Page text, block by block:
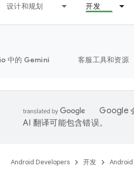
设计和规划 开发
中的 Gemini 客服工具和资源
Google
AI 翻译可能包含错误。
Android Developers 开发